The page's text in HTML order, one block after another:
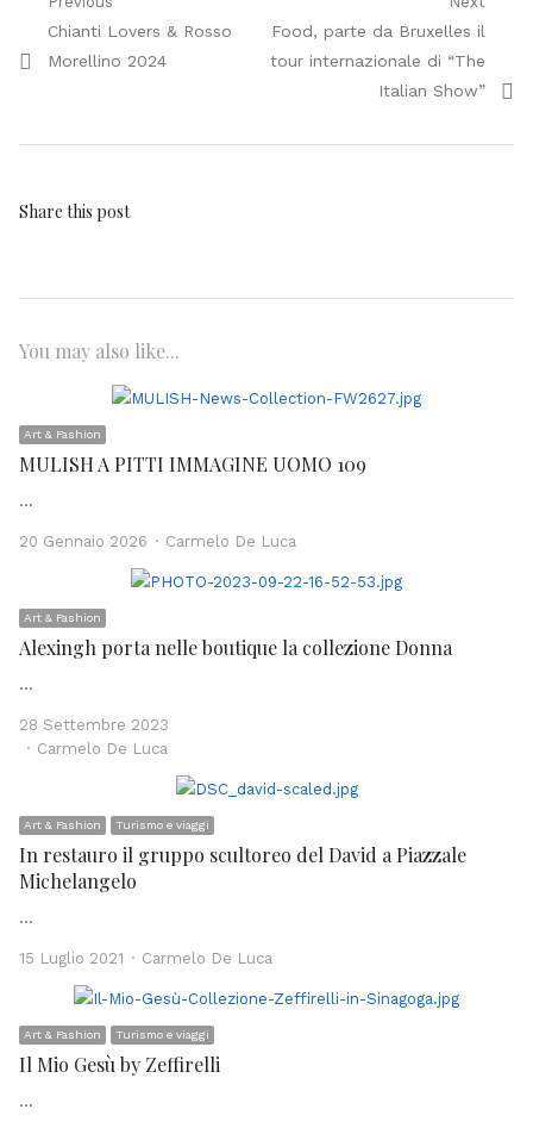
Navigazione
articoli
Previous
post:
Chianti Lovers & Rosso
Morellino 2024
Next
post:
Food, parte da Bruxelles il
tour internazionale di “The
Italian Show”
Share this post
You may also like...
Art & Fashion
MULISH A PITTI IMMAGINE UOMO 109
…
20 Gennaio 2026 Author
Carmelo De Luca
Art & Fashion
Alexingh porta nelle boutique la collezione Donna
…
28 Settembre 2023
Author
Carmelo De Luca
Art & Fashion Turismo e viaggi
In restauro il gruppo scultoreo del David a Piazzale
Michelangelo
…
15 Luglio 2021 Author
Carmelo De Luca
Art & Fashion Turismo e viaggi
Il Mio Gesù by Zeffirelli
…